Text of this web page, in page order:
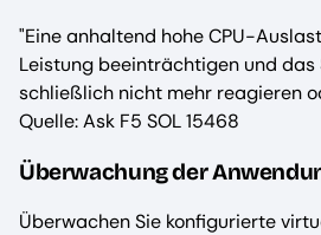
"Eine anhaltend hohe CPU-
Leistung beeinträchtigen und das
schließlich nicht mehr reagieren
Quelle: Ask F5 SOL 15468
Überwachung der
Überwachen Sie konfigurierte